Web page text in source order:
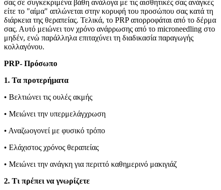
σας σε συγκεκριμένα βάθη ανάλογα με τις αισθητικές σας ανάγκες
είτε το "αίμα" απλώνεται στην κορυφή του προσώπου σας κατά τη
διάρκεια της θεραπείας. Τελικά, το PRP απορροφάται από το δέρμα
σας. Αυτό μειώνει τον χρόνο ανάρρωσης από το microneedling στο
μηδέν, ενώ παράλληλα επιταχύνει τη διαδικασία παραγωγής
κολλαγόνου.
PRP- Πρόσωπο
1. Τα προτερήματα
• Βελτιώνει τις ουλές ακμής
• Μειώνει την υπερμελάγχρωση
• Αναζωογονεί με φυσικό τρόπο
• Ελάχιστος χρόνος θεραπείας
• Μειώνει την ανάγκη για περιττό καθημερινό μακιγιάζ
2. Τι πρέπει να γνωρίζετε